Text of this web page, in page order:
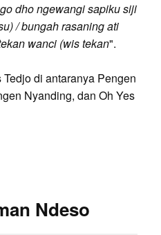
dho ngewangi sapiku siji
/ bungah rasaning ati
wanci (wis tekan".
di antaranya Pengen
Nyanding, dan Oh Yes
Ndeso